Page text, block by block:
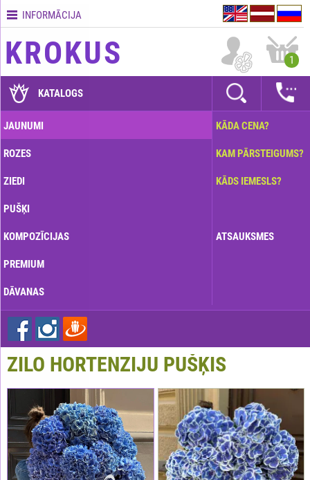
Kontakti
Piegādes
GARANTIJAS
Kā
apmaksāt?
Kā
pasūtījumu?
INFORMĀCIJA
KROKUS 1
KATALOGS
JAUNUMI
ROZES
ZIEDI
PUŠĶI
KOMPOZĪCIJAS
PREMIUM
DĀVANAS
KĀDA CENA?
KAM PĀRSTEIGUMS?
KĀDS IEMESLS?
ATSAUKSMES
ZILO HORTENZIJU PUŠĶIS